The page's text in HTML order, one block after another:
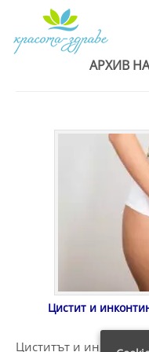
АРХИВ
Цистит и
Циститът и